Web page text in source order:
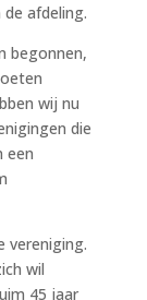
afdeling.
begonnen,
wij nu
die
een
vereniging.
wil
45 jaar